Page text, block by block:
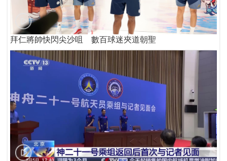
拜仁將帥快閃尖沙咀 數百球迷夾道朝聖